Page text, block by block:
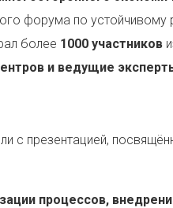
форума по
более 1000 участников
и ведущие
с презентацией,
процессов,